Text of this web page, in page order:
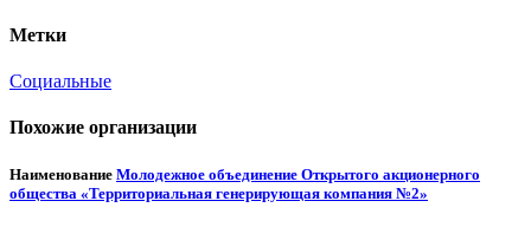
Метки
Социальные
Похожие организации
Наименование Молодежное объединение Открытого акционерного
общества «Территориальная генерирующая компания №2»